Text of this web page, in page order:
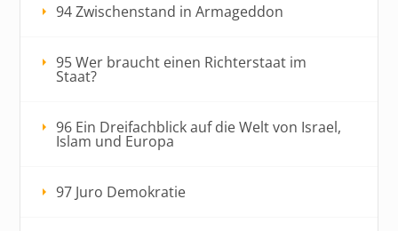
94 Zwischenstand in Armageddon
95 Wer braucht einen Richterstaat im
Staat?
96 Ein Dreifachblick auf die Welt von Israel,
Islam und Europa
97 Juro Demokratie